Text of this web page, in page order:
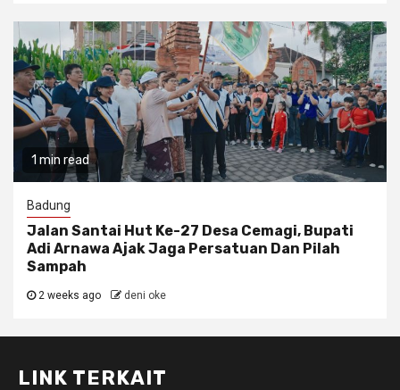
1 min read
Badung
Jalan Santai Hut Ke-27 Desa Cemagi, Bupati
Adi Arnawa Ajak Jaga Persatuan Dan Pilah
Sampah
2 weeks ago deni oke
LINK TERKAIT